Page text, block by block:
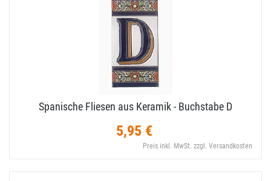
Spanische Fliesen aus Keramik - Buchstabe D
5,95 €
Preis inkl. MwSt. zzgl. Versandkosten